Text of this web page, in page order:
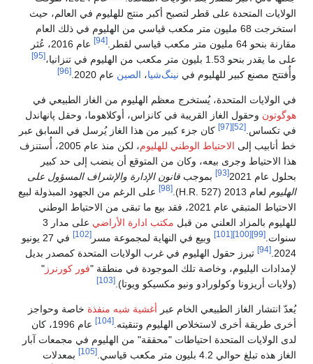
الولايات المتحدة على قطر لتصبح أكبر منتج للهليوم في العالم، حيث
استخرجت 68 مليون متر مكعب قياسي من الهليوم في ذلك العام
مقارنة بنحو 64 مليون متر مكعب قياسي لقطر.
[94]
عام 2016، عُثر
على ما يقدر بنحو 1.53 بليون متر مكعب من الهليوم في تنزانيا،
[95]
وأُفتتح مصنع كبير للهليوم في نينگ‌شيا، الصين عام 2020. [96]
في الولايات المتحدة، يُستخرج معظم الهليوم من الغاز الطبيعي في
هوگوتون وحقول الغاز القريبة في كانزاس، أوكلاهوما، وحقل پانهاندل
في تكساس. [52]
[97]
كان جزء كبير من هذا الغاز يُرسل في السابق عبر
خط أنابيب إلى الاحتياط الوطني للهليوم
، لكن منذ عام 2005، أُستنزف
هذا الاحتياط وجرى بيعه، وكان من المتوقع أن ينضب إلى حد كبير
بحلول عام 2021
[93] بموجب قانون الإدارة والإشراف المسؤول على
الهليوم لعام 2013 (H.R. 527). [98]
على الرغم من الجهود المبذولة لبيع
الاحتياط المتبقي عام 2021، فقد بيع ما تبقى من الاحتياط الوطني
للهليوم بالمزاد العلني من قبل مكتب ادارة الأراضي
على مدار 3
سنوات. [99]
[100]
[101] وبيع في النهاية لمجموعة مسر [102]
في 27 يونيو
2024.
[94]
تبرز حقول الهليوم في غرب الولايات المتحدة كمصدر بديل
لإمدادات اليليوم، وخاصة تلك الموجودة في منطقة "فور كورنرز "
(ولايات أريزونا وكولورادو ونيو مكسيكو ويوتا). [103]
يُعدّ انتشار الغاز الطبيعي الخام عبر أغشية شبه منفذة خاصة وحواجز
أخرى طريقة أخرى لاستخلاص الهليوم وتنقيته. [104]
عام 1996، كان
لدى الولايات المتحدة احتياطات "محققة" من الهليوم في مجمعات آبار
الغاز هذه تبلغ حوالي 4.2 بليون متر مكعب قياسي.
[105] بمعدلات